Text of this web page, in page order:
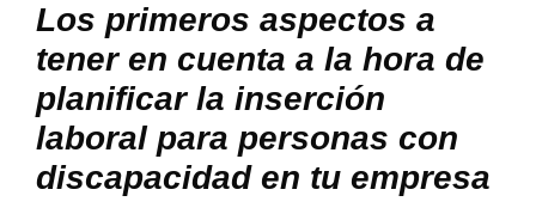
Los primeros aspectos a
tener en cuenta a la hora de
planificar la inserción
laboral para personas con
discapacidad en tu empresa